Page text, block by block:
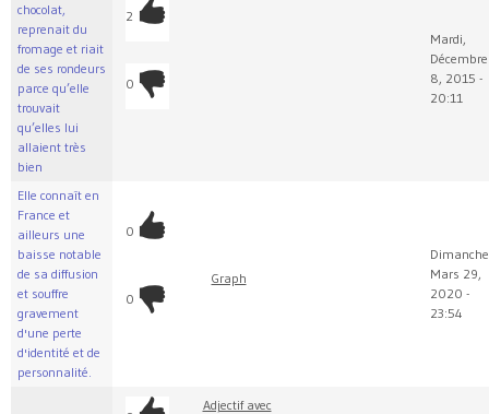
chocolat,
reprenait du
fromage et riait
de ses rondeurs
parce qu’elle
trouvait
qu’elles lui
allaient très
bien
2
0
Mardi,
Décembre
8, 2015 -
20:11
Elle connaît en
France et
ailleurs une
baisse notable
de sa diffusion
et souffre
gravement
d'une perte
d'identité et de
personnalité.
0
0
Graph
Mars 29,
2020 -
23:54
Adjectif avec